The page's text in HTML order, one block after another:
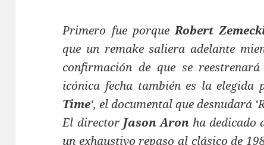
Primero fue porqueRobert
que un remake saliera adelante
confirmación de que se
icónica fecha también es la elegida
Time‘, el documental que desnudará
El director Jason Aronha dedicado
un exhaustivo repaso al clásico de